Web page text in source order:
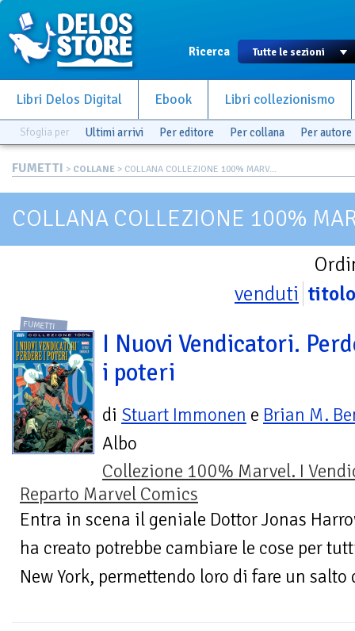
Ricerca
Libri Delos Digital Ebook Libri collezionismo
Sfoglia per Ultimi arrivi Per editore Per collana Per autore
FUMETTI > COLLANE > COLLANA COLLEZIONE 100% MARV...
COLLANA COLLEZIONE 100%
venduti titolo
FUMETTI
I Nuovi Vendicatori.
i poteri
di Stuart Immonen e Brian M.
Albo
Collezione 100% Marvel. I
Reparto Marvel Comics
Entra in scena il geniale Dottor Jonas
ha creato potrebbe cambiare le cose per
New York, permettendo loro di fare un salto